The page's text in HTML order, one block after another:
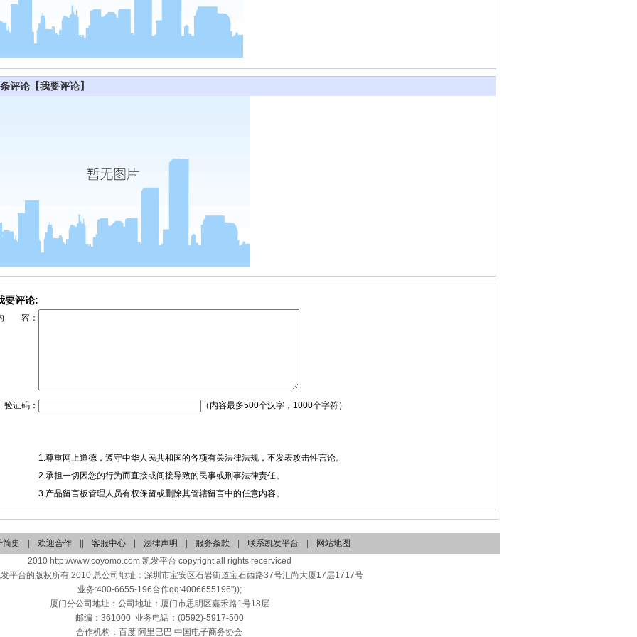
条评论 【我要评论】
要评论:
容：
验证码： （内容最多500个汉字，1000个字符）
1.尊重网上道德，遵守中华人民共和国的各项有关法律法规，不发表攻击性言论。
2.承担一切因您的行为而直接或间接导致的民事或刑事法律责任。
3.产品留言板管理人员有权保留或删除其管辖留言中的任意内容。
简史 欢迎合作 客服中心 法律声明 服务条款 联系凯发平台
网站地图
2010 http://www.coyomo.com 凯发平台 copyright all rights recerviced
平台的版权所有 2010 总公司地址：深圳市宝安区石岩街道宝石西路37号汇尚大厦17层1717号
业务:400-6655-196合作qq:4006655196"));
厦门分公司地址：公司地址：厦门市思明区嘉禾路1号18层
邮编：361000 业务电话：(0592)-5917-500
合作机构：百度 阿里巴巴 中国电子商务协会